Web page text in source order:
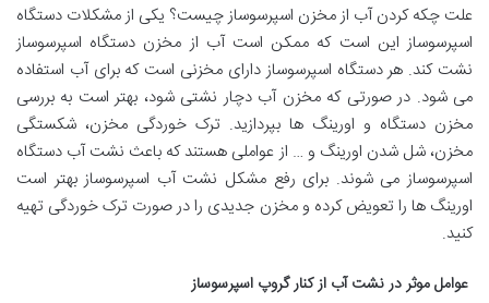
علت چکه کردن آب از مخزن اسپرسوساز چیست؟ یکی از مشکلات دستگاه
اسپرسوساز این است که ممکن است آب از مخزن دستگاه اسپرسوساز
نشت کند. هر دستگاه اسپرسوساز دارای مخزنی است که برای آب استفاده
می شود. در صورتی که مخزن آب دچار نشتی شود، بهتر است به بررسی
مخزن دستگاه و اورینگ ها بپردازید. ترک خوردگی مخزن، شکستگی
مخزن، شل شدن اورینگ و … از عواملی هستند که باعث نشت آب دستگاه
اسپرسوساز می شوند. برای رفع مشکل نشت آب اسپرسوساز بهتر است
اورینگ ها را تعویض کرده و مخزن جدیدی را در صورت ترک خوردگی تهیه
کنید.
عوامل موثر در نشت آب از کنار گروپ اسپرسوساز